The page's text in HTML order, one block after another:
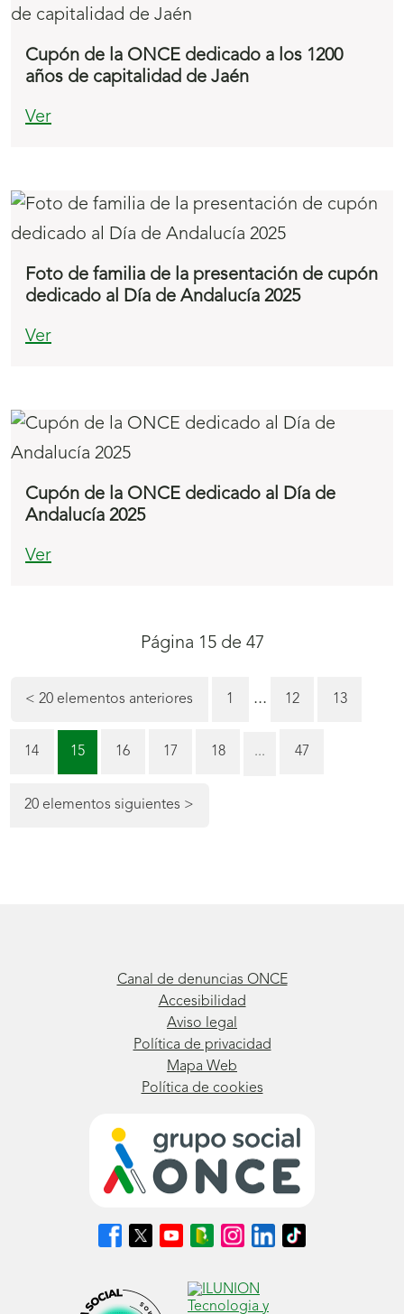
Cupón de la ONCE dedicado a los 1200
años de capitalidad de Jaén
Ver
Foto de familia de la presentación de cupón
dedicado al Día de Andalucía 2025
Ver
Cupón de la ONCE dedicado al Día de
Andalucía 2025
Ver
la
Página 15 de 47
< 20 elementos anteriores 1 ... Página
12 Página
13
Página
14 Página
15 Página
16 Página
17 Página
18 ... Página
47
20 elementos siguientes >
Canal de denuncias ONCE
Accesibilidad
Aviso legal
Política de privacidad
Mapa Web
Política de cookies
Síguenos
en
abrirá
Síguenos
en
abrirá
Síguenos
en
abrirá
Síguenos
en
Blog
ONCE
Síguenos
en
(se
abrirá
Síguenos
en
(se
abrirá
Síguenos
en